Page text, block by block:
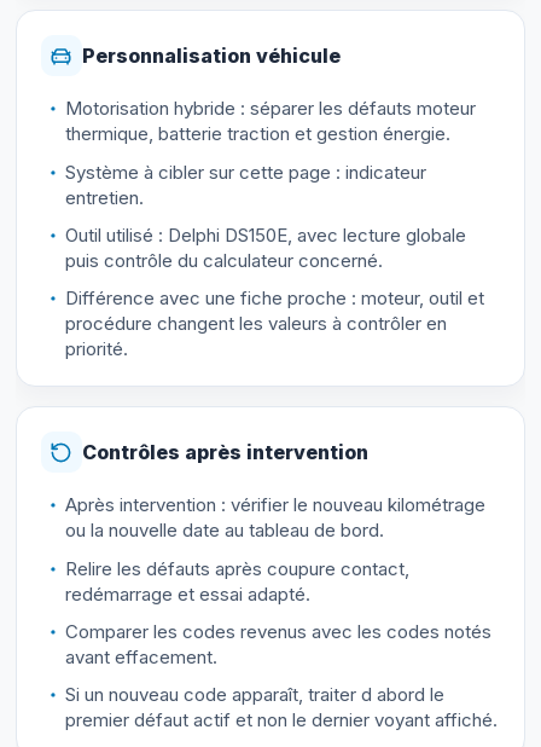
Personnalisation véhicule
Motorisation hybride : séparer les défauts moteur
thermique, batterie traction et gestion énergie.
Système à cibler sur cette page : indicateur
entretien.
Outil utilisé : Delphi DS150E, avec lecture globale
puis contrôle du calculateur concerné.
Différence avec une fiche proche : moteur, outil et
procédure changent les valeurs à contrôler en
priorité.
Contrôles après intervention
Après intervention : vérifier le nouveau kilométrage
ou la nouvelle date au tableau de bord.
Relire les défauts après coupure contact,
redémarrage et essai adapté.
Comparer les codes revenus avec les codes notés
avant effacement.
Si un nouveau code apparaît, traiter d abord le
premier défaut actif et non le dernier voyant affiché.